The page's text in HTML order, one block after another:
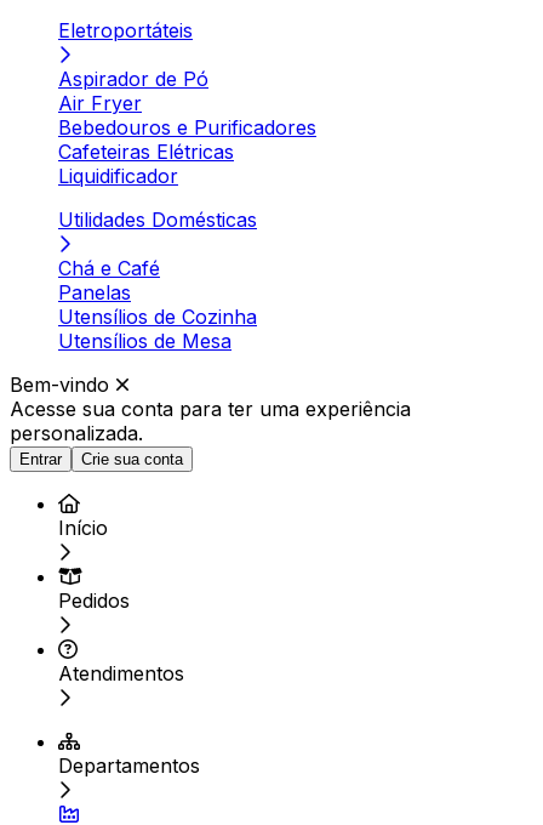
Eletroportáteis
Aspirador de Pó
Air Fryer
Bebedouros e Purificadores
Cafeteiras Elétricas
Liquidificador
Utilidades Domésticas
Chá e Café
Panelas
Utensílios de Cozinha
Utensílios de Mesa
Bem-vindo
Acesse sua conta para ter uma experiência
personalizada.
Entrar Crie sua conta
Início
Pedidos
Atendimentos
Departamentos